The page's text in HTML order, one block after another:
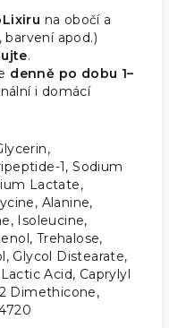
na obočí a
apod.)
.
denně po dobu 1–
i domácí
1, Sodium
Lactate,
Alanine,
Isoleucine,
Trehalose,
Glycol Distearate,
Acid, Caprylyl
Dimethicone,